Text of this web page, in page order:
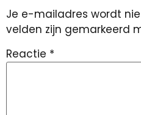
Je e-mailadres wordt
velden zijn gemarkeerd
Reactie *